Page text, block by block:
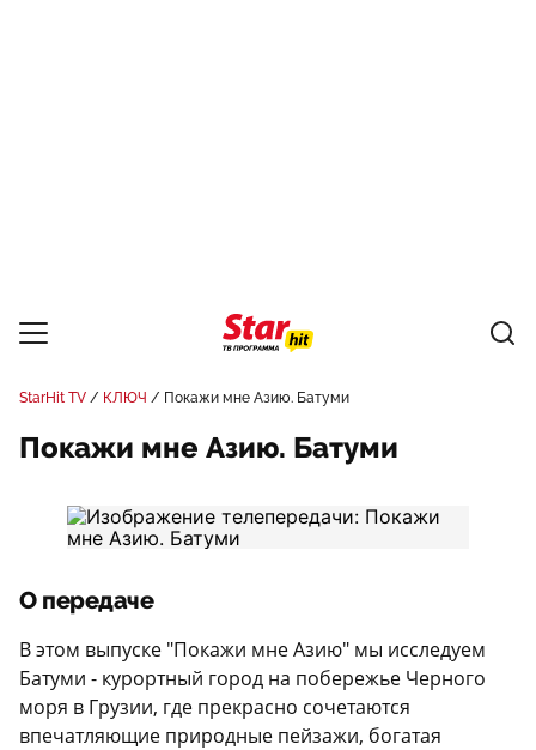
StarHit TV КЛЮЧ Покажи мне Азию. Батуми
Покажи мне Азию. Батуми
О передаче
В этом выпуске "Покажи мне Азию" мы исследуем
Батуми - курортный город на побережье Черного
моря в Грузии, где прекрасно сочетаются
впечатляющие природные пейзажи, богатая